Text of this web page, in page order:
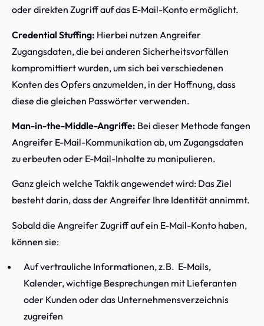
oder direkten Zugriff auf das E-Mail-Konto ermöglicht.
Credential Stuffing: Hierbei nutzen Angreifer
Zugangsdaten, die bei anderen Sicherheitsvorfällen
kompromittiert wurden, um sich bei verschiedenen
Konten des Opfers anzumelden, in der Hoffnung, dass
diese die gleichen Passwörter verwenden.
Man-in-the-Middle-Angriffe: Bei dieser Methode fangen
Angreifer E-Mail-Kommunikation ab, um Zugangsdaten
zu erbeuten oder E-Mail-Inhalte zu manipulieren.
Ganz gleich welche Taktik angewendet wird: Das Ziel
besteht darin, dass der Angreifer Ihre Identität annimmt.
Sobald die Angreifer Zugriff auf ein E-Mail-Konto haben,
können sie:
Auf vertrauliche Informationen, z.B. E-Mails,
Kalender, wichtige Besprechungen mit Lieferanten
oder Kunden oder das Unternehmensverzeichnis
zugreifen